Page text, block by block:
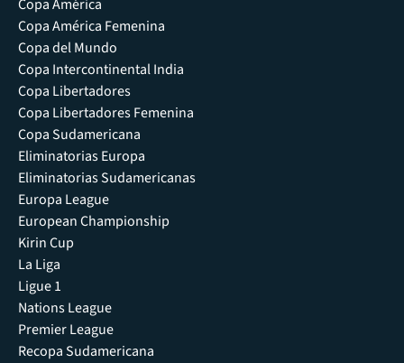
Copa América
Copa América Femenina
Copa del Mundo
Copa Intercontinental India
Copa Libertadores
Copa Libertadores Femenina
Copa Sudamericana
Eliminatorias Europa
Eliminatorias Sudamericanas
Europa League
European Championship
Kirin Cup
La Liga
Ligue 1
Nations League
Premier League
Recopa Sudamericana